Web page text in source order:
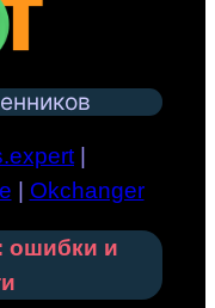
|
Okchanger
ошибки и